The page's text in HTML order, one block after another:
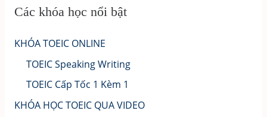
Các khóa học nổi bật
KHÓA TOEIC ONLINE
TOEIC Speaking Writing
TOEIC Cấp Tốc 1 Kèm 1
KHÓA HỌC TOEIC QUA VIDEO